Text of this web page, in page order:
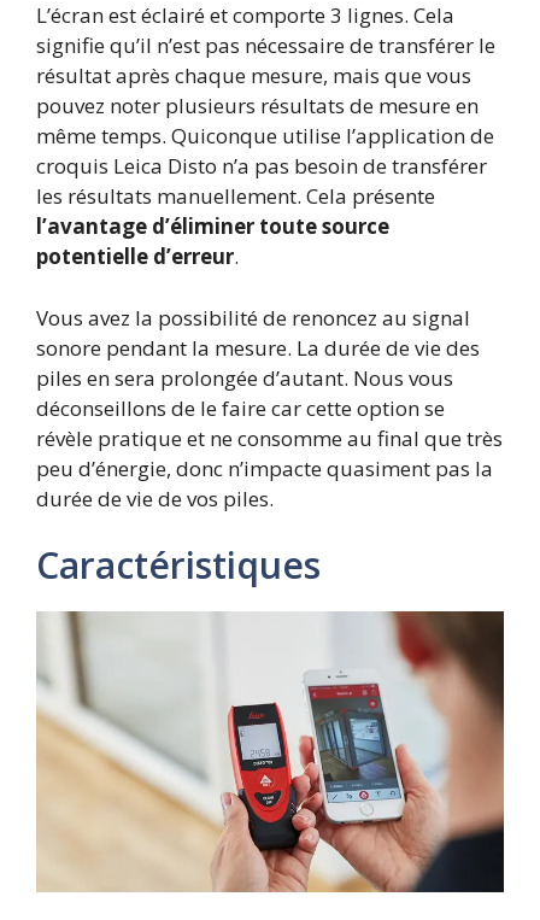
L’écran est éclairé et comporte 3 lignes. Cela
signifie qu’il n’est pas nécessaire de transférer le
résultat après chaque mesure, mais que vous
pouvez noter plusieurs résultats de mesure en
même temps. Quiconque utilise l’application de
croquis Leica Disto n’a pas besoin de transférer
les résultats manuellement. Cela présente
l’avantage d’éliminer toute source
potentielle d’erreur.
Vous avez la possibilité de renoncez au signal
sonore pendant la mesure. La durée de vie des
piles en sera prolongée d’autant. Nous vous
déconseillons de le faire car cette option se
révèle pratique et ne consomme au final que très
peu d’énergie, donc n’impacte quasiment pas la
durée de vie de vos piles.
Caractéristiques